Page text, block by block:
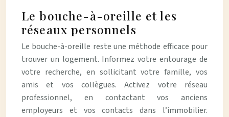
Le bouche-à-oreille et les
réseaux personnels
Le bouche-à-oreille reste une méthode efficace pour
trouver un logement. Informez votre entourage de
votre recherche, en sollicitant votre famille, vos
amis et vos collègues. Activez votre réseau
professionnel, en contactant vos anciens
employeurs et vos contacts dans l’immobilier.